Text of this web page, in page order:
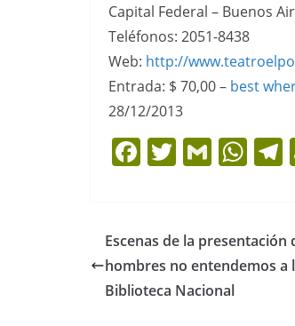
Capital Federal – Buenos
Teléfonos: 2051-8438
Web: http://www.
Entrada: $ 70,00 – best
28/12/2013
F
e
b
o
T
er
G
l
W
s
A
Escenas de la
hombres no entendemos a
Biblioteca Nacional